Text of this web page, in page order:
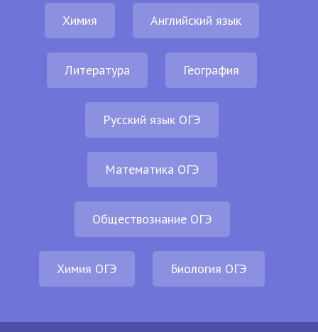
Химия Английский язык
Литература География
Русский язык ОГЭ
Математика ОГЭ
Обществознание ОГЭ
Химия ОГЭ Биология ОГЭ